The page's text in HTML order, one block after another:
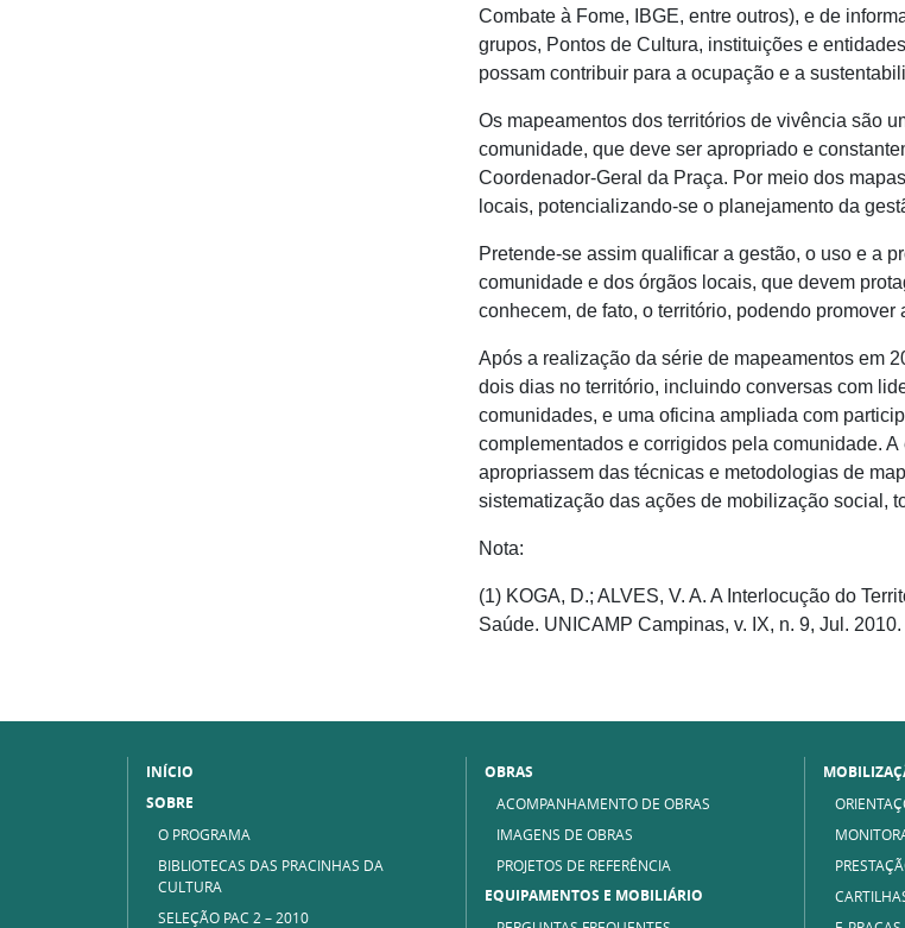
Combate à Fome, IBGE, entre outros), e de
grupos, Pontos de Cultura, instituições e
possam contribuir para a ocupação e a
Os mapeamentos dos territórios de vivência são
comunidade, que deve ser apropriado e
Coordenador-Geral da Praça. Por meio dos
locais, potencializando-se o planejamento da
Pretende-se assim qualificar a gestão, o uso e a
comunidade e dos órgãos locais, que devem
conhecem, de fato, o território, podendo
Após a realização da série de mapeamentos em
dois dias no território, incluindo conversas com
comunidades, e uma oficina ampliada com
complementados e corrigidos pela comunidade.
apropriassem das técnicas e metodologias de
sistematização das ações de mobilização social,
Nota:
(1) KOGA, D.; ALVES, V. A. A Interlocução do
Saúde. UNICAMP Campinas, v. IX, n. 9, Jul. 2010.
INÍCIO
SOBRE
O PROGRAMA
BIBLIOTECAS DAS PRACINHAS DA
CULTURA
SELEÇÃO PAC 2 – 2010
OBRAS
ACOMPANHAMENTO DE OBRAS
IMAGENS DE OBRAS
PROJETOS DE REFERÊNCIA
EQUIPAMENTOS E MOBILIÁRIO